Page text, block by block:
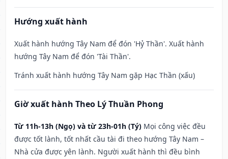
Hướng xuất hành
Xuất hành hướng Tây Nam để đón 'Hỷ Thần'. Xuất hành
hướng Tây Nam để đón 'Tài Thần'.
Tránh xuất hành hướng Tây Nam gặp Hạc Thần (xấu)
Giờ xuất hành Theo Lý Thuần Phong
Từ 11h-13h (Ngọ) và từ 23h-01h (Tý) Mọi công việc đều
được tốt lành, tốt nhất cầu tài đi theo hướng Tây Nam –
Nhà cửa được yên lành. Người xuất hành thì đều bình